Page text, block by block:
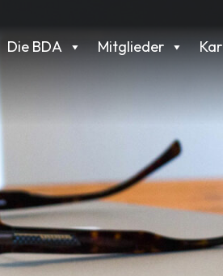
Die BDA Mitglieder